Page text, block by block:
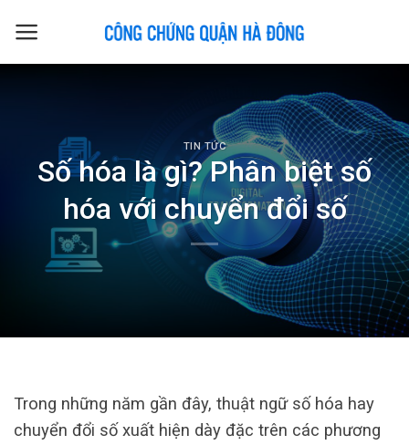
TIN TỨC
Số hóa là gì? Phân biệt số
hóa với chuyển đổi số
Trong những năm gần đây, thuật ngữ số hóa hay
chuyển đổi số xuất hiện dày đặc trên các phương